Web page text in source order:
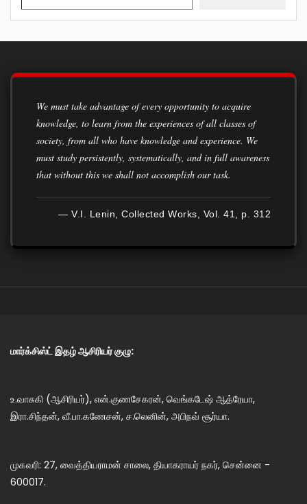
We must take advantage of every opportunity to acquire
knowledge, to learn from the experiences of all classes of
society, from all who have knowledge and experience. We
must study persistently, systematically, and in full awareness
that without this we shall not accomplish our task.
— V.I. Lenin, Collected Works, Vol. 41, p. 312
மார்க்சிஸ்ட் இதழ் ஆசிரியர் குழு:
உ.வாசுகி (ஆசிரியர்), என்.குணசேகரன், வெங்கடேஷ் ஆத்ரேயா,
இரா.சிந்தன், வீ.பா.கணேசன், ச.லெனின், அபிநவ் சூர்யா.
முகவரி: 27, வைத்தியராமன் சாலை, தியாகராயர் நகர், சென்னை -
600017.